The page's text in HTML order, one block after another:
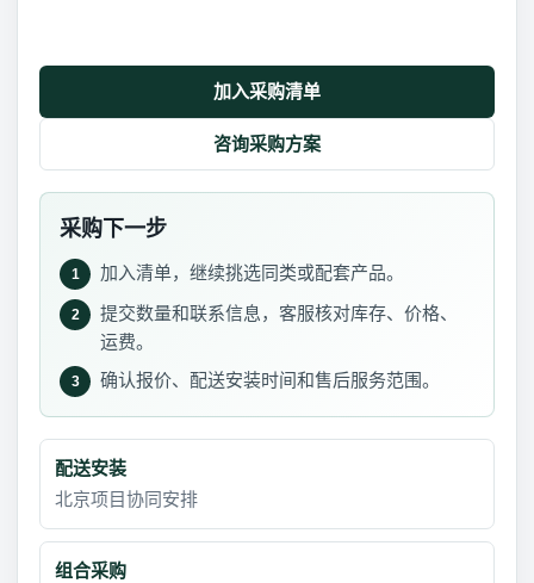
加入采购清单
咨询采购方案
采购下一步
1 加入清单，继续挑选同类或配套产品。
2
提交数量和联系信息，客服核对库存、价格、
运费。
3 确认报价、配送安装时间和售后服务范围。
配送安装
北京项目协同安排
组合采购